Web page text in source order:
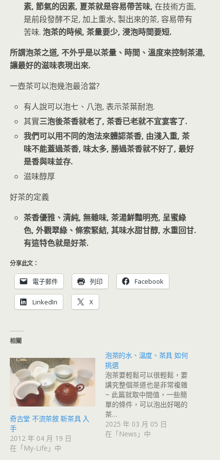
素, 節氣的因素, 夏茶就是容易帶苦味, 在技術方面,
是前段發酵不足, 加上重水, 製出來的茶, 容易帶有
苦味.泡茶的時候, 茶量要少, 浸泡時間要短.
所謂泡茶之道, 不外乎是以茶量、時間、溫度來控制茶湯,
讓最好的滋味表現出來.
一壺茶可以泡幾泡最洽當?
有人說可以泡七、八泡, 表示茶葉耐泡.
其實三泡後茶香就老了, 茶香已老就不宜宴客了.
我們可以用不同的泡法來體認茶香, 由淺入重, 茶
味不能蓋過茶香, 味太多, 勝過茶香就不好了, 最好
是香與味並存.
滋味醇厚
好茶的定義
茶香優雅、清純, 無雜味, 茶湯鮮豔明亮, 呈蜜綠
色, 外觀翠綠、條索緊結, 其味水甜甘醇, 水重回甘.
有這特色就是好茶.
分享此文：
電子郵件 列印 Facebook
LinkedIn X
相關
奇古堂 不流茶敘 新茶具 入
手
2012 年 04 月 19 日
在「My-Life」中
泡茶的水、溫度、茶具 如何
挑選
泡茶要輕鬆可以很輕鬆，要
講究整個茶道也是非常複雜
~ 此篇就取中間值，一些簡
單的條件，可以泡出好喝的
茶…
2025 年 03 月 05 日
在「News」中